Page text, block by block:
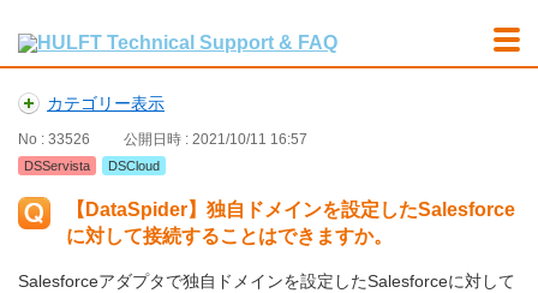
カテゴリー表示
No : 33526 公開日時 : 2021/10/11 16:57
DSServista DSCloud
【DataSpider】独自ドメインを設定したSalesforce
に対して接続することはできますか。
Salesforceアダプタで独自ドメインを設定したSalesforceに対して